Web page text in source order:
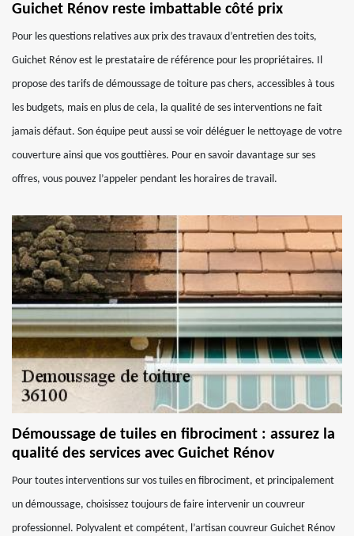
Guichet Rénov reste imbattable côté prix
Pour les questions relatives aux prix des travaux d’entretien des toits,
Guichet Rénov est le prestataire de référence pour les propriétaires. Il
propose des tarifs de démoussage de toiture pas chers, accessibles à tous
les budgets, mais en plus de cela, la qualité de ses interventions ne fait
jamais défaut. Son équipe peut aussi se voir déléguer le nettoyage de votre
couverture ainsi que vos gouttières. Pour en savoir davantage sur ses
offres, vous pouvez l’appeler pendant les horaires de travail.
Démoussage de tuiles en fibrociment : assurez la
qualité des services avec Guichet Rénov
Pour toutes interventions sur vos tuiles en fibrociment, et principalement
un démoussage, choisissez toujours de faire intervenir un couvreur
professionnel. Polyvalent et compétent, l’artisan couvreur Guichet Rénov